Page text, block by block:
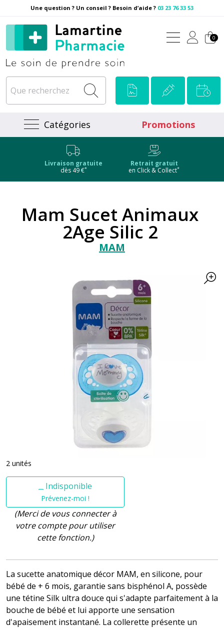
Une question ? Un conseil ? Besoin d’aide ? 03 23 76 33 53
Pharmacie Lamartine
0
Catégories Promotions
Livraison gratuite
dès 49 €*
Retrait gratuit
en Click & Collect*
Mam Sucet Animaux
2Age Silic 2
MAM
2 unités
Indisponible
Prévenez-moi !
(Merci de vous connecter à
votre compte pour utiliser
cette fonction.)
La sucette anatomique décor MAM, en silicone, pour
bébé de + 6 mois, garantie sans bisphénol A, possède
une tétine Silk ultra douce qui s'adapte parfaitement à la
bouche de bébé et lui apporte une sensation
d'apaisement instantané. La collerette présente un